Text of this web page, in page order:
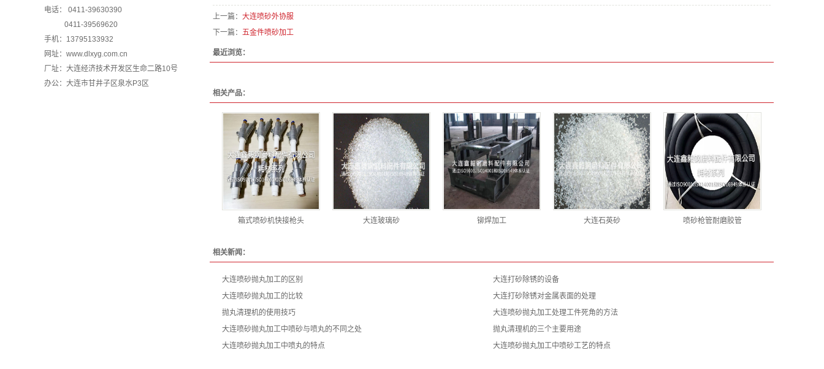
电话： 0411-39630390
0411-39569620
手机：13795133932
网址：www.dlxyg.com.cn
厂址：大连经济技术开发区生命二路10号
办公：大连市甘井子区泉水P3区
上一篇： 大连喷砂外协服
下一篇： 五金件喷砂加工
最近浏览：
相关产品：
箱式喷砂机快接枪头 大连玻璃砂 铆焊加工 大连石英砂 喷砂枪管耐磨胶管
相关新闻：
大连喷砂抛丸加工的区别
大连打砂除锈的设备
大连喷砂抛丸加工的比较
大连打砂除锈对金属表面的处理
抛丸清理机的使用技巧
大连喷砂抛丸加工处理工件死角的方法
大连喷砂抛丸加工中喷砂与喷丸的不同之处
抛丸清理机的三个主要用途
大连喷砂抛丸加工中喷丸的特点
大连喷砂抛丸加工中喷砂工艺的特点